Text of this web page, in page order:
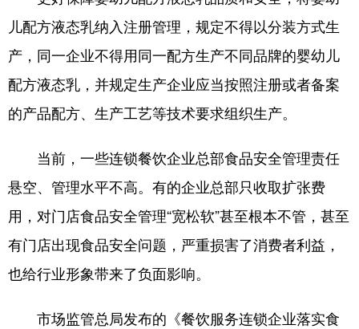
多语种频道
English Español Français عربى
Русский язык 日本語 한국어
儿配方液态乳纳入注册管理，规定不得以分装方式生
产，同一企业不得用同一配方生产不同品牌的婴幼儿
配方液态乳，并规定生产企业应当按照注册或者备案
的产品配方、生产工艺等技术要求组织生产。
当前，一些连锁餐饮企业总部食品安全管理责任
悬空、管理水平不高。有的企业总部只收取扩张费
用，对门店食品安全管理“宽松软”甚至根本不管，甚至
有门店出现食品安全问题，严重损害了消费者利益，
也给行业形象带来了负面影响。
市场监管总局发布的《餐饮服务连锁企业落实食